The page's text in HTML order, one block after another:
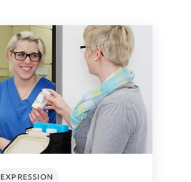
EXPRESSION